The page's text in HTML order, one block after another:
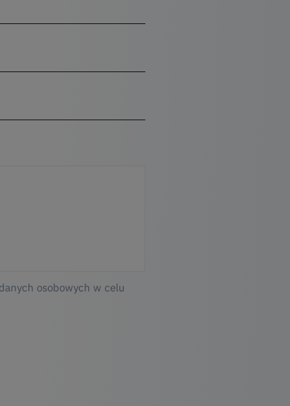
osobowych w celu